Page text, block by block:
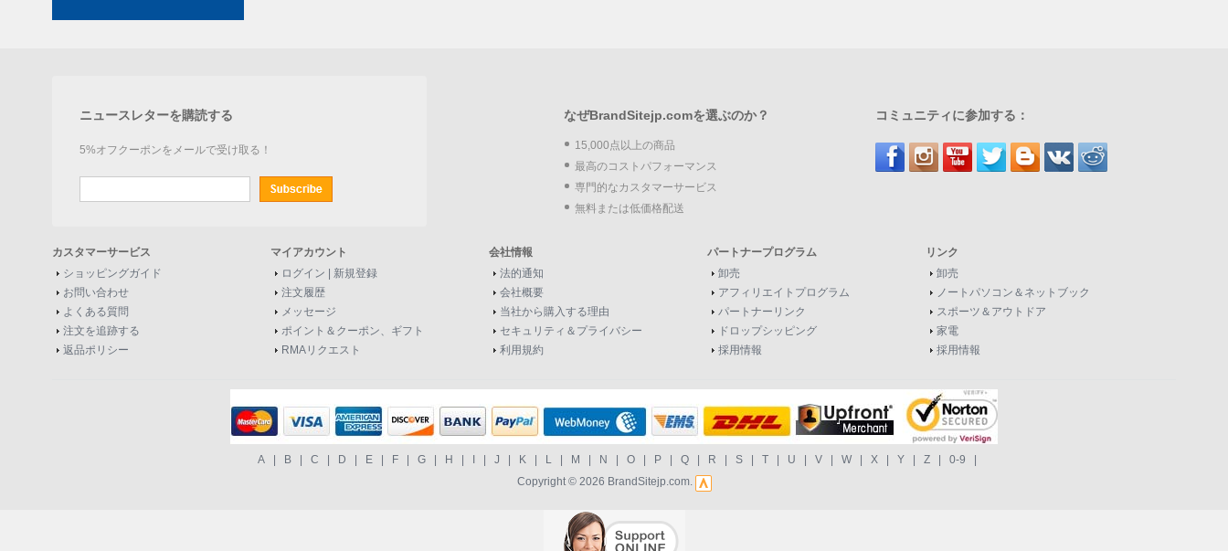
ニュースレターを購読する
5%オフクーポンをメールで受け取る！
なぜBrandSitejp.comを選ぶのか？
15,000点以上の商品
最高のコストパフォーマンス
専門的なカスタマーサービス
無料または低価格配送
コミュニティに参加する：
カスタマーサービス
ショッピングガイド
お問い合わせ
よくある質問
注文を追跡する
返品ポリシー
マイアカウント
ログイン
新規登録
注文履歴
メッセージ
ポイント＆クーポン、ギフト
RMAリクエスト
会社情報
法的通知
会社概要
当社から購入する理由
セキュリティ＆プライバシー
利用規約
パートナープログラム
卸売
アフィリエイトプログラム
パートナーリンク
ドロップシッピング
採用情報
リンク
卸売
ノートパソコン＆ネットブック
スポーツ＆アウトドア
家電
採用情報
A B C D E F G H J K L M N O P Q R S T U V W X Y Z 0-9
Copyright © 2026 BrandSitejp.com.